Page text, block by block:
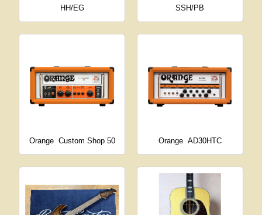
HH/EG
SSH/PB
Orange Custom Shop 50 Orange AD30HTC